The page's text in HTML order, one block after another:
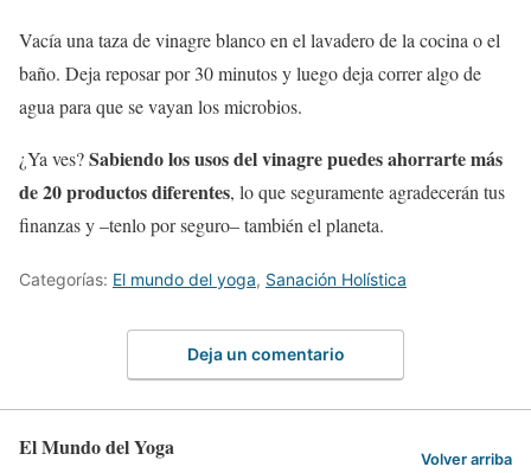
Vacía una taza de vinagre blanco en el lavadero de la cocina o el
baño. Deja reposar por 30 minutos y luego deja correr algo de
agua para que se vayan los microbios.
¿Ya ves?Sabiendo los usos del vinagre puedes ahorrarte más
de 20 productos diferentes, lo que seguramente agradecerán tus
finanzas y –tenlo por seguro– también el planeta.
Categorías: El mundo del yoga, Sanación Holística
Deja un comentario
El Mundo del Yoga Volver arriba